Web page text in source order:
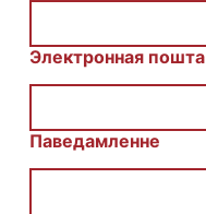
m
С
Электронная пошта
Паведамленне